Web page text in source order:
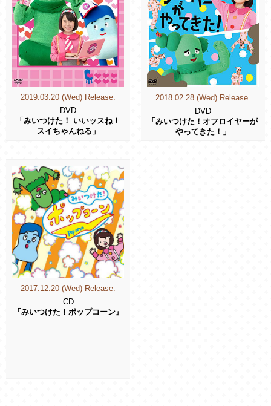
2019.03.20 (Wed) Release.
DVD
「みいつけた！ いいッスね！
スイちゃんねる」
2018.02.28 (Wed) Release.
DVD
「みいつけた！オフロイヤーが
やってきた！」
2017.12.20 (Wed) Release.
CD
『みいつけた！ポップコーン』